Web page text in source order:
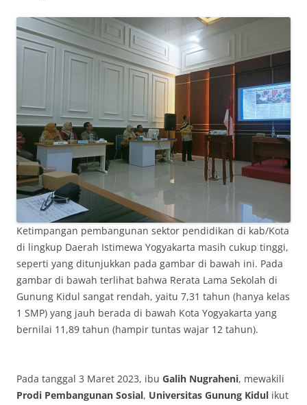
Ketimpangan pembangunan sektor pendidikan di kab/Kota
di lingkup Daerah Istimewa Yogyakarta masih cukup tinggi,
seperti yang ditunjukkan pada gambar di bawah ini. Pada
gambar di bawah terlihat bahwa Rerata Lama Sekolah di
Gunung Kidul sangat rendah, yaitu 7,31 tahun (hanya kelas
1 SMP) yang jauh berada di bawah Kota Yogyakarta yang
bernilai 11,89 tahun (hampir tuntas wajar 12 tahun).
Pada tanggal 3 Maret 2023, ibu Galih Nugraheni, mewakili
Prodi Pembangunan Sosial, Universitas Gunung Kidul ikut